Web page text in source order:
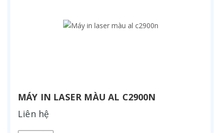
MÁY IN LASER MÀU AL C2900N
Liên hệ